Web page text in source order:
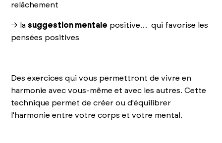
relâchement
→ lasuggestion mentale positive… qui favorise les
pensées positives
Des exercices qui vous permettront de vivre en
harmonie avec vous-même et avec les autres. Cette
technique permet de créer ou d'équilibrer
l'harmonie entre votre corps et votre mental.